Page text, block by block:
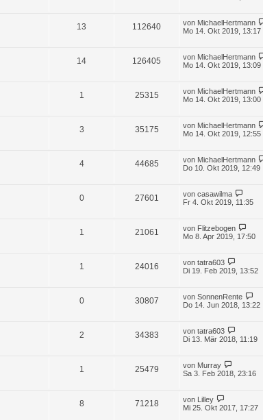
13 112640 von MichaelHertmann
Mo 14. Okt 2019, 13:17
14 126405 von MichaelHertmann
Mo 14. Okt 2019, 13:09
1 25315 von MichaelHertmann
Mo 14. Okt 2019, 13:00
3 35175 von MichaelHertmann
Mo 14. Okt 2019, 12:55
4 44685 von MichaelHertmann
Do 10. Okt 2019, 12:49
0 27601 von casawilma
Fr 4. Okt 2019, 11:35
1 21061 von Flitzebogen
Mo 8. Apr 2019, 17:50
1 24016 von tatra603
Di 19. Feb 2019, 13:52
0 30807 von SonnenRente
Do 14. Jun 2018, 13:22
2 34383 von tatra603
Di 13. Mär 2018, 11:19
1 25479 von Murray
Sa 3. Feb 2018, 23:16
8 71218 von Lilley
Mi 25. Okt 2017, 17:27